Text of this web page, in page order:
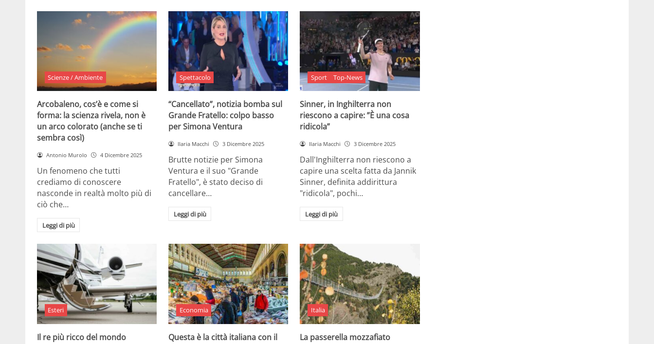
Scienze / Ambiente
Arcobaleno, cos’è e come si
forma: la scienza rivela, non è
un arco colorato (anche se ti
sembra così)
Antonio Murolo 4 Dicembre 2025
Un fenomeno che tutti
crediamo di conoscere
nasconde in realtà molto più di
ciò che…
Leggi di più
Spettacolo
“Cancellato”, notizia bomba sul
Grande Fratello: colpo basso
per Simona Ventura
Ilaria Macchi 3 Dicembre 2025
Brutte notizie per Simona
Ventura e il suo "Grande
Fratello", è stato deciso di
cancellare…
Leggi di più
Sport Top-News
Sinner, in Inghilterra non
riescono a capire: ”È una cosa
ridicola”
Ilaria Macchi 3 Dicembre 2025
Dall'Inghilterra non riescono a
capire una scelta fatta da Jannik
Sinner, definita addirittura
"ridicola", pochi…
Leggi di più
Esteri
Il re più ricco del mondo
Economia
Questa è la città italiana con il
Italia
La passerella mozzafiato